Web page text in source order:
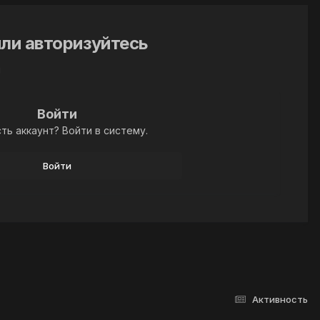
авторизуйтесь
Войти
аккаунт? Войти в систему.
Войти
Активность